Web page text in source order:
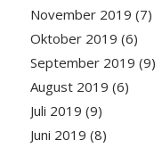
November 2019 (7)
Oktober 2019 (6)
September 2019 (9)
August 2019 (6)
Juli 2019 (9)
Juni 2019 (8)